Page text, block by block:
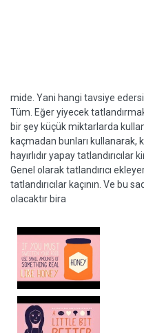
mide. Yani hangi tavsiye
Tüm. Eğer yiyecek
bir şey küçük miktarlarda
kaçmadan bunları kullanarak,
hayırlıdır yapay
Genel olarak tatlandırıcı
tatlandırıcılar kaçının. Ve bu
olacaktır bira